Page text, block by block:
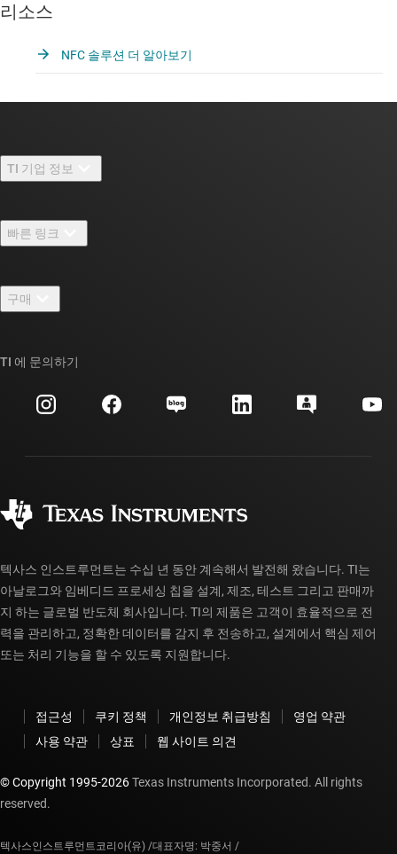
리소스
NFC 솔루션 더 알아보기
TI 기업 정보
채용
뉴스룸
이벤트
투자 관계
빠른 링크
TI E2E™ 설계 지원 포럼
대체품 검색
고객 지원 센터
myTI 계정 FAQ
구매
주문 FAQ
TI 에 문의하기
텍사스 인스트루먼트는 수십 년 동안 계속해서 발전해 왔습니다. TI는
아날로그와 임베디드 프로세싱 칩을 설계, 제조, 테스트 그리고 판매까
지 하는 글로벌 반도체 회사입니다. TI의 제품은 고객이 효율적으로 전
력을 관리하고, 정확한 데이터를 감지 후 전송하고, 설계에서 핵심 제어
또는 처리 기능을 할 수 있도록 지원합니다.
접근성 쿠키 정책 개인정보 취급방침
영업 약관
사용 약관
상표 웹 사이트 의견
© Copyright 1995-2026Texas Instruments Incorporated. All rights
reserved.
텍사스인스트루먼트코리아(유) /대표자명: 박중서 /